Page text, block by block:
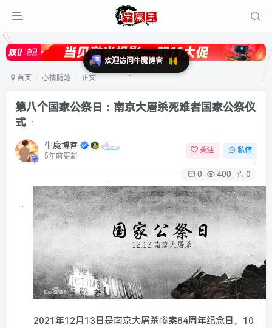
首页 心情随笔 正文
第八个国家公祭日：南京大屠杀死难者国家公祭仪
式
牛魔博客
5年前更新
关注 私信
0 400 0
2021年12月13日是南京大屠杀惨案84周年纪念日。10